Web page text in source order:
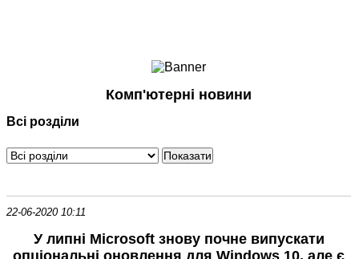
Смартфони
Периферія
Програмне забезпечення
Комп'ютерні новини
Всі розділи
22-06-2020 10:11
У липні Microsoft знову почне випускати